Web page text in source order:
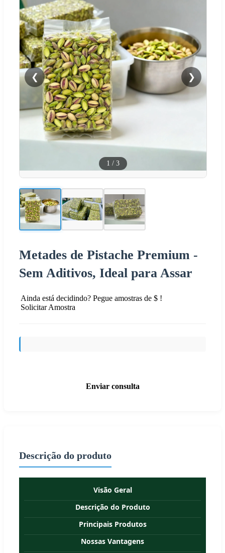
❮ ❯
1 / 3
Metades de Pistache Premium -
Sem Aditivos, Ideal para Assar
Ainda está decidindo? Pegue amostras de $ !
Solicitar Amostra
Enviar consulta
Descrição do produto
Visão Geral
Descrição do Produto
Principais Produtos
Nossas Vantagens